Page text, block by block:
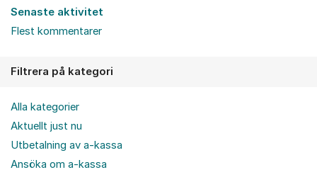
Senaste aktivitet
Flest kommentarer
Filtrera på kategori
Alla kategorier
Aktuellt just nu
Utbetalning av a-kassa
Ansöka om a-kassa